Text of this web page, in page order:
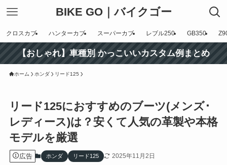
BIKE GO｜バイクゴー
クロスカブ ハンターカブ スーパーカブ レブル250 GB350
【おしゃれ】車種別 かっこいいカスタム例まとめ
ホーム ホンダ リード125
リード125におすすめのブーツ(メンズ･
レディース)は？安くて人気の革製や本格
モデルを厳選
広告 ホンダ リード125 2025年11月2日